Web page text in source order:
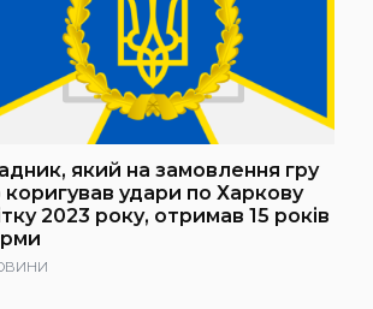
який на замовлення гру
удари по Харкову
2023 року, отримав 15 років